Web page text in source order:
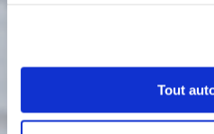
Tout
Cette
paillettes
produire
autre